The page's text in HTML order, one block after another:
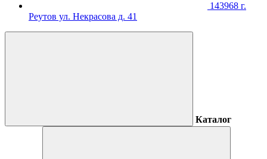
143968 г.
Реутов ул. Некрасова д. 41
Каталог